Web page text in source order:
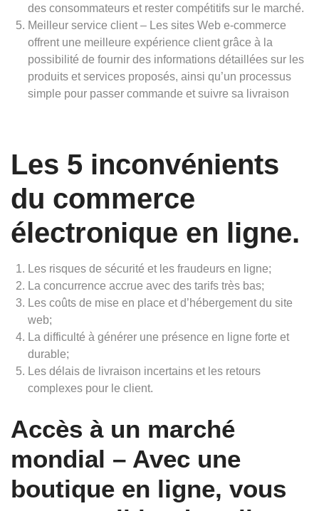
des consommateurs et rester compétitifs sur le marché.
Meilleur service client – Les sites Web e-commerce
offrent une meilleure expérience client grâce à la
possibilité de fournir des informations détaillées sur les
produits et services proposés, ainsi qu’un processus
simple pour passer commande et suivre sa livraison
Les 5 inconvénients
du commerce
électronique en ligne.
Les risques de sécurité et les fraudeurs en ligne;
La concurrence accrue avec des tarifs très bas;
Les coûts de mise en place et d’hébergement du site
web;
La difficulté à générer une présence en ligne forte et
durable;
Les délais de livraison incertains et les retours
complexes pour le client.
Accès à un marché
mondial – Avec une
boutique en ligne, vous